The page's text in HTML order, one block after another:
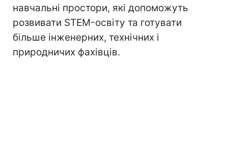
навчальні простори, які допоможуть
розвивати STEM-освіту та готувати
більше інженерних, технічних і
природничих фахівців.